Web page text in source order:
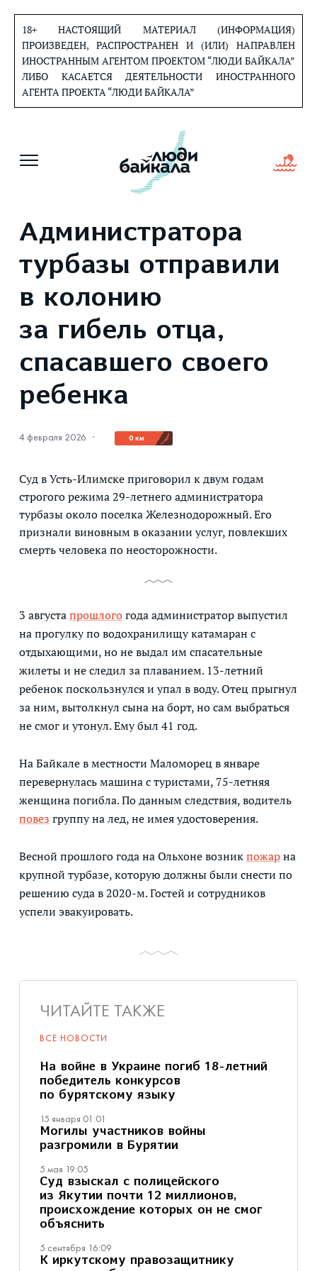
содержанию
18+ НАСТОЯЩИЙ МАТЕРИАЛ (ИНФОРМАЦИЯ)
ПРОИЗВЕДЕН, РАСПРОСТРАНЕН И (ИЛИ) НАПРАВЛЕН
ИНОСТРАННЫМ АГЕНТОМ ПРОЕКТОМ “ЛЮДИ БАЙКАЛА”
ЛИБО КАСАЕТСЯ ДЕЯТЕЛЬНОСТИ ИНОСТРАННОГО
АГЕНТА ПРОЕКТА “ЛЮДИ БАЙКАЛА”
Администратора
турбазы отправили
в колонию
за гибель отца,
спасавшего своего
ребенка
4 февраля 2026 · 0 км
Суд в Усть-Илимске приговорил к двум годам
строгого режима 29-летнего администратора
турбазы около поселка Железнодорожный. Его
признали виновным в оказании услуг, повлекших
смерть человека по неосторожности.
3 августапрошлогогода администратор выпустил
на прогулку по водохранилищу катамаран с
отдыхающими, но не выдал им спасательные
жилеты и не следил за плаванием. 13-летний
ребенок поскользнулся и упал в воду. Отец прыгнул
за ним, вытолкнул сына на борт, но сам выбраться
не смог и утонул. Ему был 41 год.
На Байкале в местности Маломорец в январе
перевернулась машина с туристами, 75-летняя
женщина погибла. По данным следствия, водитель
повез группу на лед, не имея удостоверения.
Весной прошлого года на Ольхоне возникпожарна
крупной турбазе, которую должны были снести по
решению суда в 2020-м. Гостей и сотрудников
успели эвакуировать.
ЧИТАЙТЕ ТАКЖЕ
ВСЕ НОВОСТИ
На войне в Украине погиб 18-летний
победитель конкурсов
по бурятскому языку
15 января 01:01
Могилы участников войны
разгромили в Бурятии
5 мая 19:05
Суд взыскал с полицейского
из Якутии почти 12 миллионов,
происхождение которых он не смог
объяснить
5 сентября 16:09
К иркутскому правозащитнику